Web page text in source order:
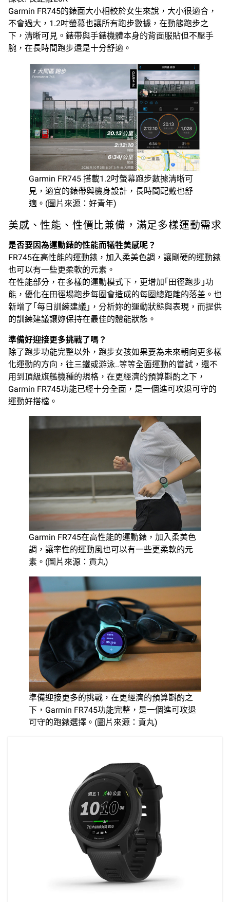
Garmin FR745的錶面大小相較於女生來說，大小很適合，
不會過大，1.2吋螢幕也讓所有跑步數據，在動態跑步之
下，清晰可見。錶帶與手錶機體本身的背面服貼但不壓手
腕，在長時間跑步還是十分舒適。
Garmin FR745 搭載1.2吋螢幕跑步數據清晰可
見，適宜的錶帶與機身設計，長時間配戴也舒
適。(圖片來源：好青年)
美感、性能、性價比兼備，滿足多樣運動需求
是否要因為運動錶的性能而犧牲美感呢？
FR745在高性能的運動錶，加入柔美色調，讓剛硬的運動錶
也可以有一些更柔軟的元素。
在性能部分，在多樣的運動模式下，更增加｢田徑跑步｣功
能，優化在田徑場跑步每圈會造成的每圈總距離的落差。也
新增了｢每日訓練建議｣，分析妳的運動狀態與表現，而提供
的訓練建議讓妳保持在最佳的體能狀態。
準備好迎接更多挑戰了嗎？
除了跑步功能完整以外，跑步女孩如果要為未來朝向更多樣
化運動的方向，往三鐵或游泳..等等全面運動的嘗試，還不
用到頂級旗艦機種的規格，在更經濟的預算斟酌之下，
Garmin FR745功能已經十分全面，是一個進可攻退可守的
運動好搭檔。
Garmin FR745在高性能的運動錶，加入柔美色
調，讓率性的運動風也可以有一些更柔軟的元
素。(圖片來源：貢丸)
準備迎接更多的挑戰，在更經濟的預算斟酌之
下，Garmin FR745功能完整，是一個進可攻退
可守的跑錶選擇。(圖片來源：貢丸)